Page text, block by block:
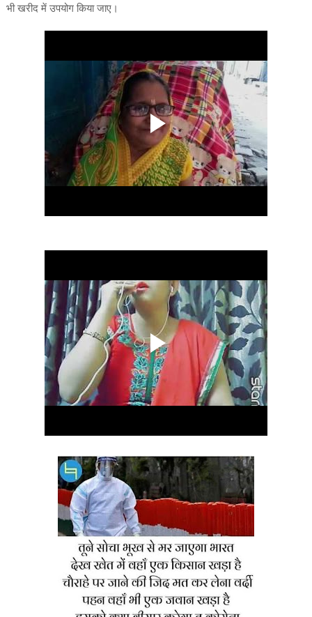
भी खरीद में उपयोग किया जाए।